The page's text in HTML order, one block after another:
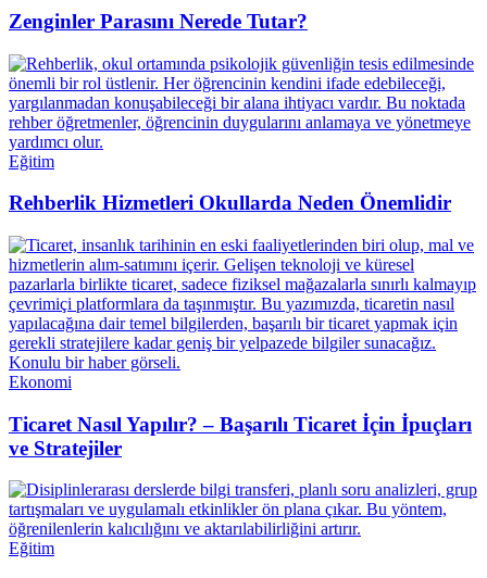
Zenginler Parasını Nerede Tutar?
Eğitim
Rehberlik Hizmetleri Okullarda Neden Önemlidir
Ekonomi
Ticaret Nasıl Yapılır? – Başarılı Ticaret İçin İpuçları
ve Stratejiler
Eğitim